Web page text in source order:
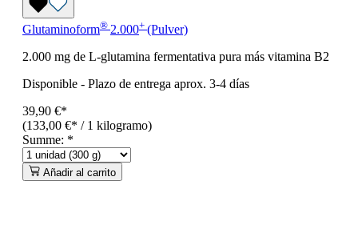
Glutaminoform® 2.000+ (Pulver)
2.000 mg de L-glutamina fermentativa pura más vitamina B2
Disponible - Plazo de entrega aprox. 3-4 días
39,90 €*
(133,00 €* / 1 kilogramo)
Summe: *
Añadir al carrito